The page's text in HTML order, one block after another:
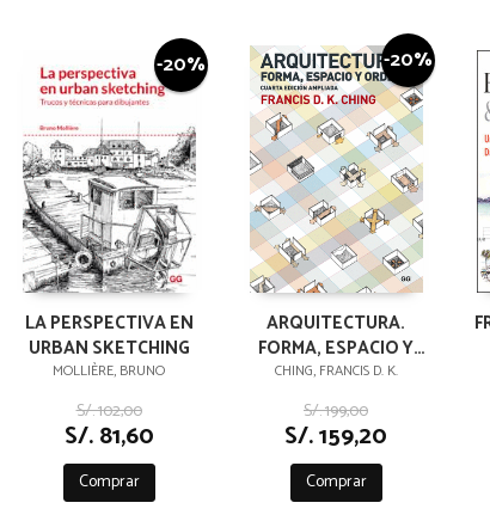
-20%
LA PERSPECTIVA EN
URBAN SKETCHING
MOLLIÈRE, BRUNO
S/. 102,00
S/. 81,60
Comprar
-20%
ARQUITECTURA.
FORMA, ESPACIO Y
ORDEN
CHING, FRANCIS D. K.
S/. 199,00
S/. 159,20
Comprar